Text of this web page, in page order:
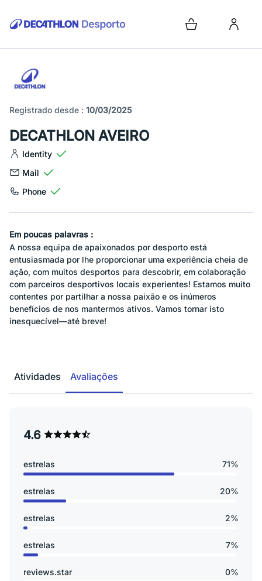
Registrado desde : 10/03/2025
DECATHLON AVEIRO
Identity
Mail
Phone
Em poucas palavras :
A nossa equipa de apaixonados por desporto está
entusiasmada por lhe proporcionar uma experiência cheia de
ação, com muitos desportos para descobrir, em colaboração
com parceiros desportivos locais experientes! Estamos muito
contentes por partilhar a nossa paixão e os inúmeros
benefícios de nos mantermos ativos. Vamos tornar isto
inesquecível—até breve!
Atividades Avaliações
4.6
estrelas 71%
estrelas 20%
estrelas 2%
estrelas 7%
reviews.star 0%